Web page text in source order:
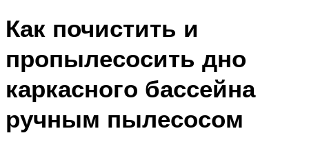
Как почистить и
пропылесосить дно
каркасного бассейна
ручным пылесосом